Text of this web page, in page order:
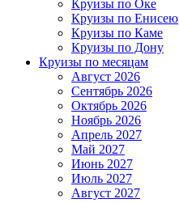
Круизы по Оке
Круизы по Енисею
Круизы по Каме
Круизы по Дону
Круизы по месяцам
Август 2026
Сентябрь 2026
Октябрь 2026
Ноябрь 2026
Апрель 2027
Май 2027
Июнь 2027
Июль 2027
Август 2027